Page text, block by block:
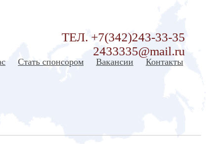
ТЕЛ. +7(342)243-33-35
2433335@mail.ru
Стать спонсором Вакансии Контакты